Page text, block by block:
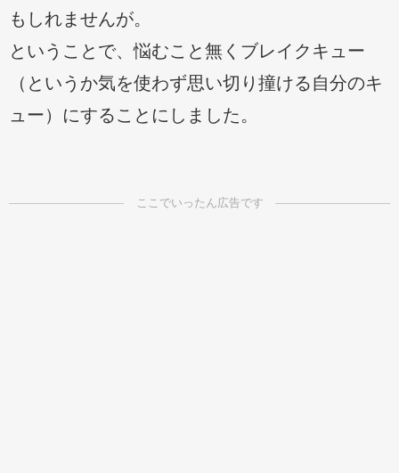
もしれませんが。
ということで、悩むこと無くブレイクキュー
（というか気を使わず思い切り撞ける自分のキ
ュー）にすることにしました。